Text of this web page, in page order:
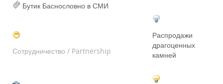
Бутик Баснословно в СМИ
Сотрудничество / Partnership
Распродажи
драгоценных
камней